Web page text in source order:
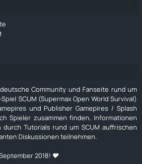
Community und Fanseite rund um
SCUM (Supermax Open World Survival)
und Publisher Gamepires / Splash
Spieler zusammen finden, Informationen
Tutorials rund um SCUM auffrischen
Diskussionen teilnehmen.
2018! ❤️